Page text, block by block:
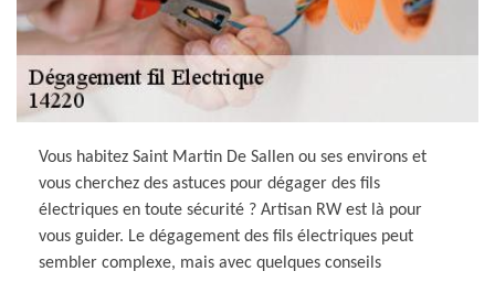
Vous habitez Saint Martin De Sallen ou ses environs et
vous cherchez des astuces pour dégager des fils
électriques en toute sécurité ? Artisan RW est là pour
vous guider. Le dégagement des fils électriques peut
sembler complexe, mais avec quelques conseils